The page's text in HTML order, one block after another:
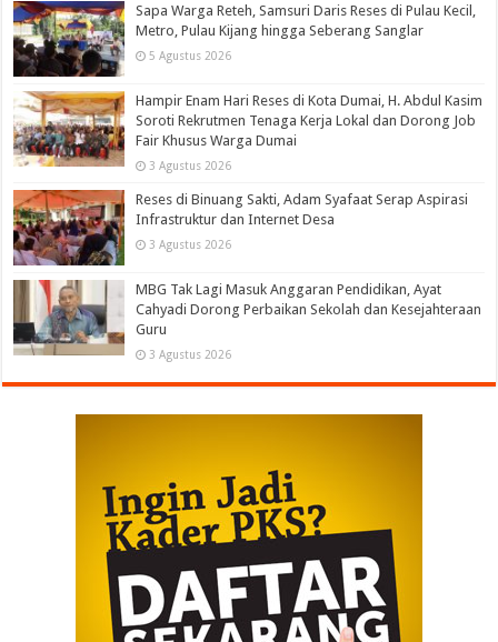
Sapa Warga Reteh, Samsuri Daris Reses di Pulau Kecil,
Metro, Pulau Kijang hingga Seberang Sanglar
5 Agustus 2026
Hampir Enam Hari Reses di Kota Dumai, H. Abdul Kasim
Soroti Rekrutmen Tenaga Kerja Lokal dan Dorong Job
Fair Khusus Warga Dumai
3 Agustus 2026
Reses di Binuang Sakti, Adam Syafaat Serap Aspirasi
Infrastruktur dan Internet Desa
3 Agustus 2026
MBG Tak Lagi Masuk Anggaran Pendidikan, Ayat
Cahyadi Dorong Perbaikan Sekolah dan Kesejahteraan
Guru
3 Agustus 2026